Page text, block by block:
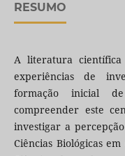
RESUMO
A literatura
experiências de
formação inicial
compreender este
investigar a
Ciências Biológicas